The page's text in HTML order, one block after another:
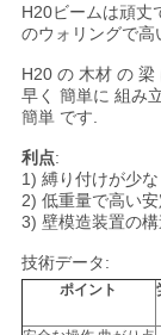
用
を
要
求
し
な
H20ビームは頑丈
のウォリングで高
H20 の 木材 の
早く 簡単に 組み
簡単 です.
利点:
1) 縛り付けが少な
2) 低重量で高い安
3) 壁模造装置の
技術データ:
ポイント